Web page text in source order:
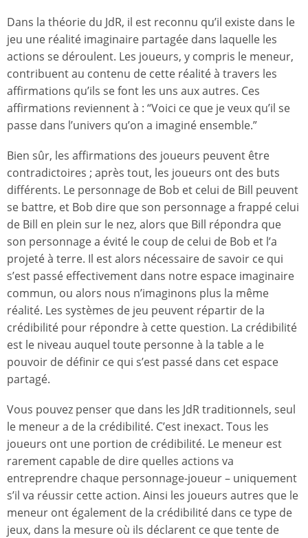
Dans la théorie du JdR, il est reconnu qu’il existe dans le
jeu une réalité imaginaire partagée dans laquelle les
actions se déroulent. Les joueurs, y compris le meneur,
contribuent au contenu de cette réalité à travers les
affirmations qu’ils se font les uns aux autres. Ces
affirmations reviennent à : “Voici ce que je veux qu’il se
passe dans l’univers qu’on a imaginé ensemble.”
Bien sûr, les affirmations des joueurs peuvent être
contradictoires ; après tout, les joueurs ont des buts
différents. Le personnage de Bob et celui de Bill peuvent
se battre, et Bob dire que son personnage a frappé celui
de Bill en plein sur le nez, alors que Bill répondra que
son personnage a évité le coup de celui de Bob et l’a
projeté à terre. Il est alors nécessaire de savoir ce qui
s’est passé effectivement dans notre espace imaginaire
commun, ou alors nous n’imaginons plus la même
réalité. Les systèmes de jeu peuvent répartir de la
crédibilité pour répondre à cette question. La crédibilité
est le niveau auquel toute personne à la table a le
pouvoir de définir ce qui s’est passé dans cet espace
partagé.
Vous pouvez penser que dans les JdR traditionnels, seul
le meneur a de la crédibilité. C’est inexact. Tous les
joueurs ont une portion de crédibilité. Le meneur est
rarement capable de dire quelles actions va
entreprendre chaque personnage-joueur – uniquement
s’il va réussir cette action. Ainsi les joueurs autres que le
meneur ont également de la crédibilité dans ce type de
jeux, dans la mesure où ils déclarent ce que tente de